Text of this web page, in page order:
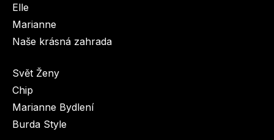
Elle
Marianne
Naše krásná zahrada
Svět Ženy
Chip
Marianne Bydlení
Burda Style